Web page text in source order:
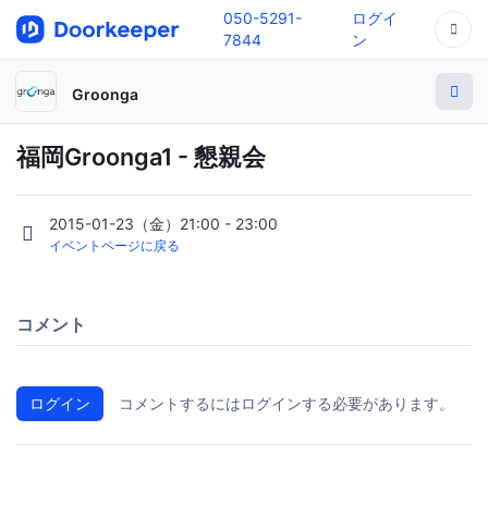
050-5291-
7844
ログイ
ン
Groonga
福岡Groonga1 - 懇親会
2015-01-23（金）21:00 - 23:00
イベントページに戻る
コメント
ログイン コメントするにはログインする必要があります。